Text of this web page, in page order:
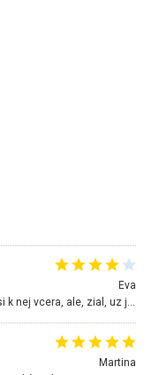
Eva
Hojdacka v Krpelanoch uz nie je, vysli sme si k nej vcera, ale, zial, uz je znicena. Ak sem planujete cestu len kvoli hojdacke, mozete si ju usetrit. Krasny vyhlad je tu vsak aj bez hojdacky :-)
Martina